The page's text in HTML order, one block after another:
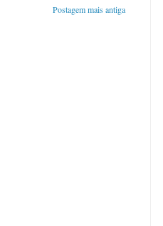
Postagem mais antiga